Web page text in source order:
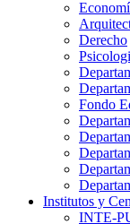
Derecho
Fondo
Institutos y
INTE-